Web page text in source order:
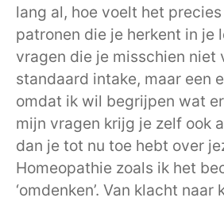
lang al, hoe voelt het
patronen die je herkent in je
vragen die je misschien niet
standaard intake, maar een
omdat ik wil begrijpen wat
mijn vragen krijg je zelf ook
dan je tot nu toe hebt over
Homeopathie zoals ik het
‘omdenken’. Van klacht naar